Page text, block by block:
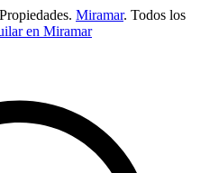
Miramar. Todos los
en Miramar